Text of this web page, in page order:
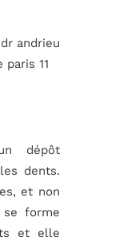
dépôt
dents.
et non
se forme
et elle